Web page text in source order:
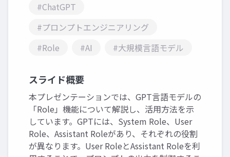
#ChatGPT
#プロンプトエンジニアリング
#Role
#AI #大規模言語モデル
スライド概要
本プレゼンテーションでは、GPT言語モデルの
「Role」機能について解説し、活用方法を示
しています。GPTには、System Role、User
Role、Assistant Roleがあり、それぞれの役割
が異なります。User RoleとAssistant Roleを利